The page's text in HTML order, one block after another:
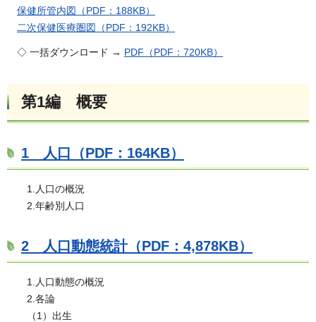
保健所管内図（PDF：188KB）
二次保健医療圏図（PDF：192KB）
◇ 一括ダウンロード → PDF（PDF：720KB）
第1編 概要
1 人口（PDF：164KB）
1.人口の概況
2.年齢別人口
2 人口動態統計（PDF：4,878KB）
1.人口動態の概況
2.各論
（1）出生